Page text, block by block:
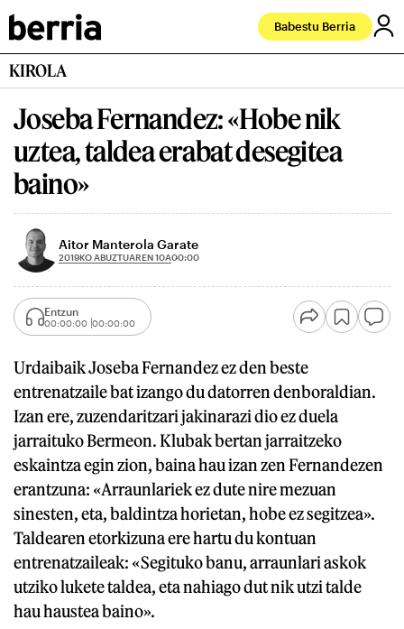
Babestu Berria
KIROLA
Joseba Fernandez: «Hobe nik
uztea, taldea erabat desegitea
baino»
Aitor Manterola Garate
2019KO ABUZTUAREN 10A00:00
Entzun
00:00:00 00:00:00
Urdaibaik Joseba Fernandez ez den beste
entrenatzaile bat izango du datorren denboraldian.
Izan ere, zuzendaritzari jakinarazi dio ez duela
jarraituko Bermeon. Klubak bertan jarraitzeko
eskaintza egin zion, baina hau izan zen Fernandezen
erantzuna: «Arraunlariek ez dute nire mezuan
sinesten, eta, baldintza horietan, hobe ez segitzea».
Taldearen etorkizuna ere hartu du kontuan
entrenatzaileak: «Segituko banu, arraunlari askok
utziko lukete taldea, eta nahiago dut nik utzi talde
hau haustea baino».